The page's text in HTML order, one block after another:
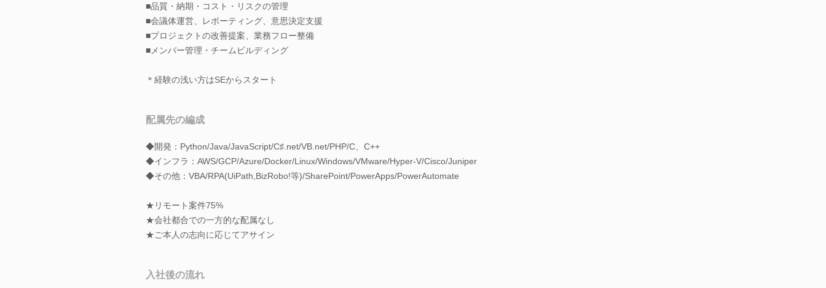
■品質・納期・コスト・リスクの管理
■会議体運営、レポーティング、意思決定支援
■プロジェクトの改善提案、業務フロー整備
■メンバー管理・チームビルディング
＊経験の浅い方はSEからスタート
配属先の編成
◆開発：Python/Java/JavaScript/C♯.net/VB.net/PHP/C、C++
◆インフラ：AWS/GCP/Azure/Docker/Linux/Windows/VMware/Hyper-V/Cisco/Juniper
◆その他：VBA/RPA(UiPath,BizRobo!等)/SharePoint/PowerApps/PowerAutomate
★リモート案件75%
★会社都合での一方的な配属なし
★ご本人の志向に応じてアサイン
入社後の流れ